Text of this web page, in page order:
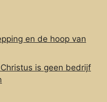
en de hoop van
is geen bedrijf